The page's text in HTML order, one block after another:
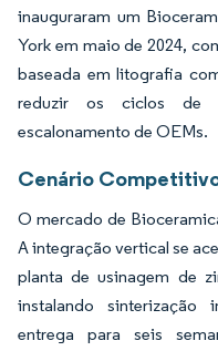
inauguraram um
York em maio de 2024,
baseada em litografia
reduzir os ciclos de
escalonamento de OEMs.
Cenário
O mercado de
A integração vertical se
planta de usinagem de
instalando sinterização
entrega para seis